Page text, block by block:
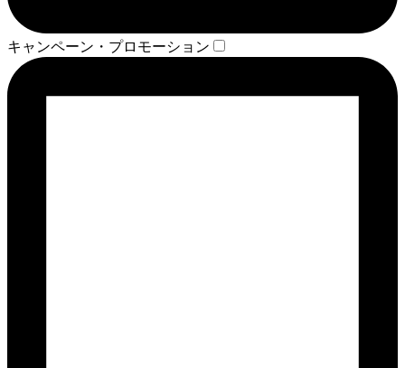
キャンペーン・プロモーション